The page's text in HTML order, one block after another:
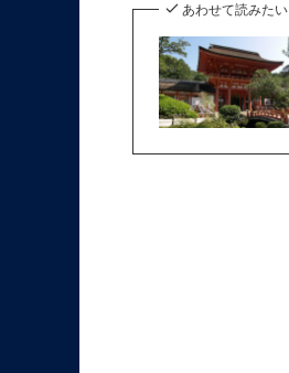
あわせて読みたい